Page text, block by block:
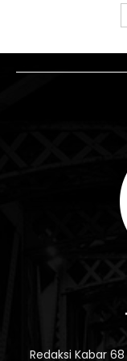
Redaksi Kabar